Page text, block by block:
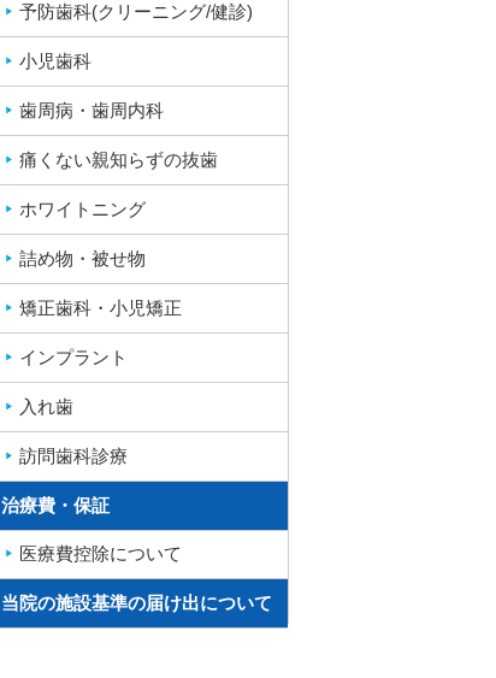
予防歯科(クリーニング/健診)
小児歯科
歯周病・歯周内科
痛くない親知らずの抜歯
ホワイトニング
詰め物・被せ物
矯正歯科・小児矯正
インプラント
入れ歯
訪問歯科診療
治療費・保証
医療費控除について
当院の施設基準の届け出について